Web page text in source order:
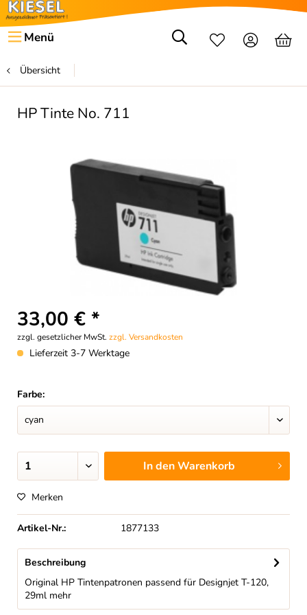
Menü
Übersicht
HP Tinte No. 711
33,00 € *
zzgl. gesetzlicher MwSt. zzgl. Versandkosten
Lieferzeit 3-7 Werktage
Farbe:
In denWarenkorb
Merken
Artikel-Nr.: 1877133
Beschreibung
Original HP Tintenpatronen passend für Designjet T-120,
29ml mehr